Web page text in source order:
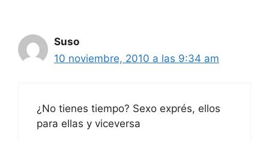
Suso
10 noviembre, 2010 a las 9:34 am
¿No tienes tiempo? Sexo exprés, ellos
para ellas y viceversa